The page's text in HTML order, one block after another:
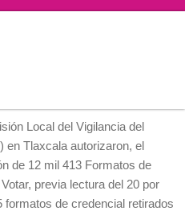
Local del Vigilancia del
en Tlaxcala autorizaron, el
de 12 mil 413 Formatos de
previa lectura del 20 por
de credencial retirados